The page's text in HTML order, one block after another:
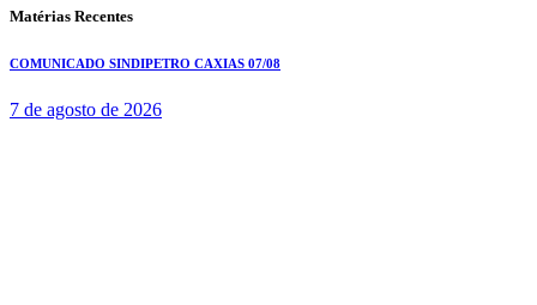
Matérias Recentes
COMUNICADO SINDIPETRO CAXIAS 07/08
7 de agosto de 2026